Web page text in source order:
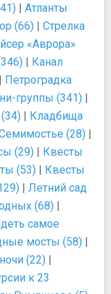
| Атланты
(66) | Стрелка
«Аврора»
| Канал
| Петроградка
группы (341) |
| Кладбища
(28) |
(29) | Квесты
(53) | Квесты
| Летний сад
(68) |
самое
мосты (58) |
(22) |
к 23